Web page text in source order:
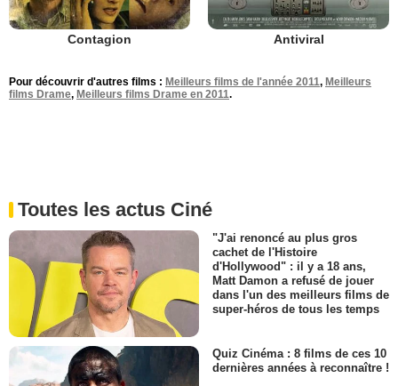
Contagion Antiviral
Pour découvrir d'autres films : Meilleurs films de l'année 2011, Meilleurs
films Drame, Meilleurs films Drame en 2011.
Toutes les actus Ciné
"J'ai renoncé au plus gros
cachet de l'Histoire
d'Hollywood" : il y a 18 ans,
Matt Damon a refusé de jouer
dans l'un des meilleurs films de
super-héros de tous les temps
Quiz Cinéma : 8 films de ces 10
dernières années à reconnaître !